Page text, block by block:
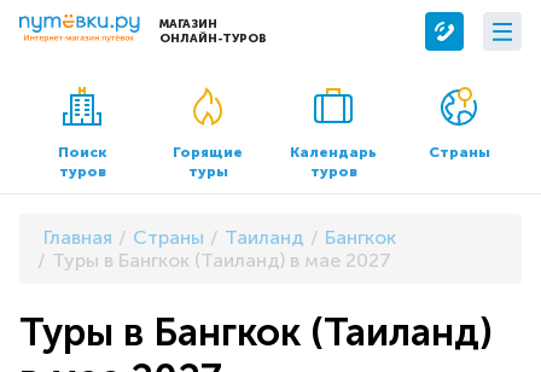
МАГАЗИН
ОНЛАЙН-ТУРОВ
Сервисы
Бронирование отелей
Трансфер
О компании
О нас
Контакты
Документы и реквизиты
Поиск
туров
Горящие
туры
Календарь
туров
Страны
Главная Страны Таиланд
Бангкок
Туры в Бангкок (Таиланд) в мае 2027
Туры в Бангкок (Таиланд)